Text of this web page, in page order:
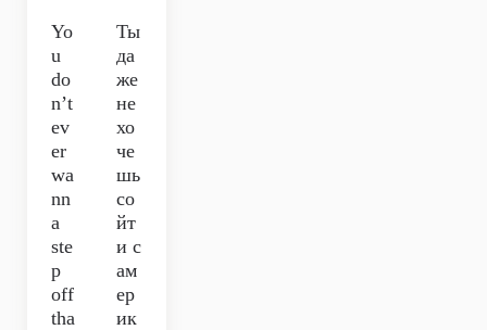
Yo
u
do
n’t
ev
er
wa
nn
a
ste
p
off
tha
Ты
да
же
не
хо
че
шь
со
йт
и с
ам
ер
ик